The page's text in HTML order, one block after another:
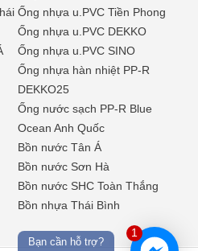
Ống nhựa u.PVC Tiền Phong
Ống nhựa u.PVC DEKKO
Ống nhựa u.PVC SINO
Ống nhựa hàn nhiệt PP-R
DEKKO25
Ống nước sạch PP-R Blue
Ocean Anh Quốc
Bồn nước Tân Á
Bồn nước Sơn Hà
Bồn nước SHC Toàn Thắng
Bồn nhựa Thái Bình
1
Bạn cần hỗ trợ?